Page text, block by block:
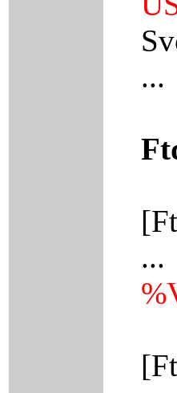
...
...